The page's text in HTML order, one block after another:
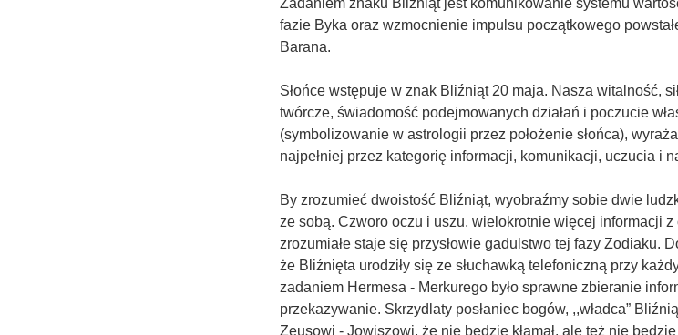
Zadaniem znaku Bliźniąt jest komunikowanie systemu
fazie Byka oraz wzmocnienie impulsu początkowego
Barana.
Słońce wstępuje w znak Bliźniąt 20 maja. Nasza witalność,
twórcze, świadomość podejmowanych działań i poczucie
(symbolizowanie w astrologii przez położenie słońca),
najpełniej przez kategorię informacji, komunikacji, uczucia i
By zrozumieć dwoistość Bliźniąt, wyobraźmy sobie dwie
ze sobą. Czworo oczu i uszu, wielokrotnie więcej informacji z
zrozumiałe staje się przysłowie gadulstwo tej fazy Zodiaku.
że Bliźnięta urodziły się ze słuchawką telefoniczną przy
zadaniem Hermesa - Merkurego było sprawne zbieranie
przekazywanie. Skrzydlaty posłaniec bogów, ,,władca”
Zeusowi - Jowiszowi, że nie będzie kłamał, ale też nie